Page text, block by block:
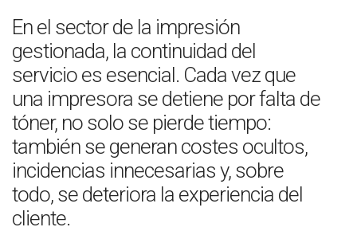
En el sector de la impresión
gestionada, la continuidad del
servicio es esencial. Cada vez que
una impresora se detiene por falta de
tóner, no solo se pierde tiempo:
también se generan costes ocultos,
incidencias innecesarias y, sobre
todo, se deteriora la experiencia del
cliente.